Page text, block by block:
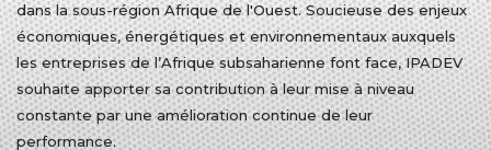
dans la sous-région Afrique de l'Ouest. Soucieuse des enjeux
économiques, énergétiques et environnementaux auxquels
les entreprises de l’Afrique subsaharienne font face, IPADEV
souhaite apporter sa contribution à leur mise à niveau
constante par une amélioration continue de leur
performance.